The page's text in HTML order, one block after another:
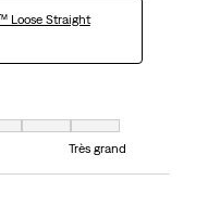
Loose Straight
et 7 est égal à Très grand
Très grand